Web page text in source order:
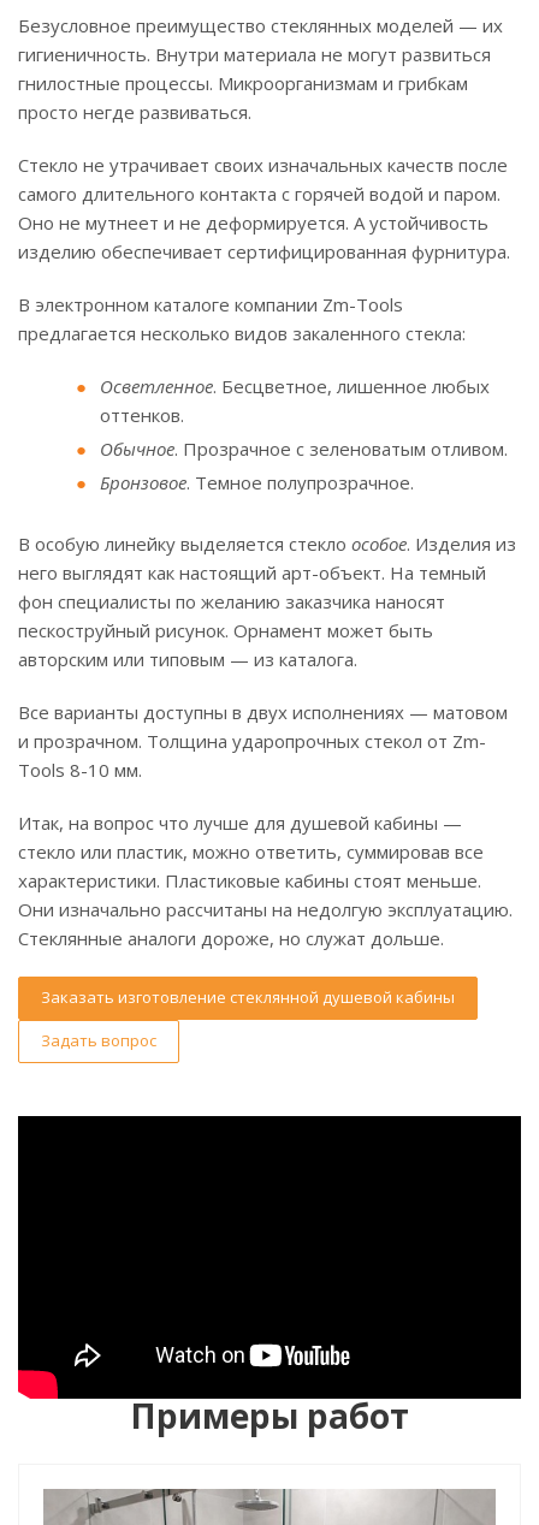
Безусловное преимущество стеклянных моделей — их
гигиеничность. Внутри материала не могут развиться
гнилостные процессы. Микроорганизмам и грибкам
просто негде развиваться.
Стекло не утрачивает своих изначальных качеств после
самого длительного контакта с горячей водой и паром.
Оно не мутнеет и не деформируется. А устойчивость
изделию обеспечивает сертифицированная фурнитура.
В электронном каталоге компании Zm-Tools
предлагается несколько видов закаленного стекла:
Осветленное. Бесцветное, лишенное любых
оттенков.
Обычное. Прозрачное с зеленоватым отливом.
Бронзовое. Темное полупрозрачное.
В особую линейку выделяется стекло особое. Изделия из
него выглядят как настоящий арт-объект. На темный
фон специалисты по желанию заказчика наносят
пескоструйный рисунок. Орнамент может быть
авторским или типовым — из каталога.
Все варианты доступны в двух исполнениях — матовом
и прозрачном. Толщина ударопрочных стекол от Zm-
Tools 8-10 мм.
Итак, на вопрос что лучше для душевой кабины —
стекло или пластик, можно ответить, суммировав все
характеристики. Пластиковые кабины стоят меньше.
Они изначально рассчитаны на недолгую эксплуатацию.
Стеклянные аналоги дороже, но служат дольше.
Заказать изготовление стеклянной душевой кабины
Задать вопрос
Примеры работ